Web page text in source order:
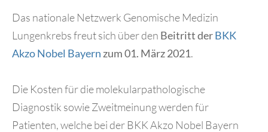
Das nationale Netzwerk Genomische Medizin
Lungenkrebs freut sich über den Beitritt derBKK
Akzo Nobel Bayern zum 01. März 2021.
Die Kosten für die molekularpathologische
Diagnostik sowie Zweitmeinung werden für
Patienten, welche bei der BKK Akzo Nobel Bayern